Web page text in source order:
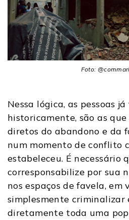
Foto:
Nessa lógica, as pessoas
historicamente, são as
diretos do abandono e da
num momento de conflito
estabeleceu. É necessário
corresponsabilize por sua
nos espaços de favela, em
simplesmente criminalizar
diretamente toda uma